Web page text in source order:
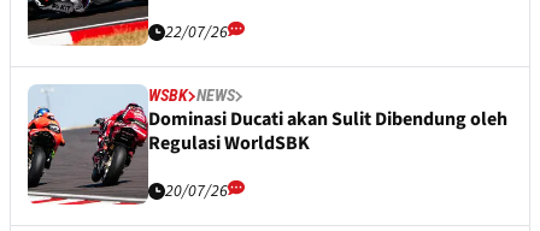
22/07/26
WSBK NEWS
Dominasi Ducati akan Sulit Dibendung oleh
Regulasi WorldSBK
20/07/26